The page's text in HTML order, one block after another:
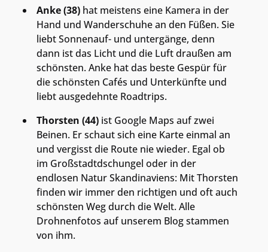
Anke (38) hat meistens eine Kamera in der
Hand und Wanderschuhe an den Füßen. Sie
liebt Sonnenauf- und untergänge, denn
dann ist das Licht und die Luft draußen am
schönsten. Anke hat das beste Gespür für
die schönsten Cafés und Unterkünfte und
liebt ausgedehnte Roadtrips.
Thorsten (44) ist Google Maps auf zwei
Beinen. Er schaut sich eine Karte einmal an
und vergisst die Route nie wieder. Egal ob
im Großstadtdschungel oder in der
endlosen Natur Skandinaviens: Mit Thorsten
finden wir immer den richtigen und oft auch
schönsten Weg durch die Welt. Alle
Drohnenfotos auf unserem Blog stammen
von ihm.